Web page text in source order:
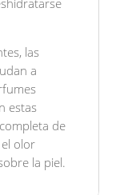
las
a
estas
de
olor
la piel.